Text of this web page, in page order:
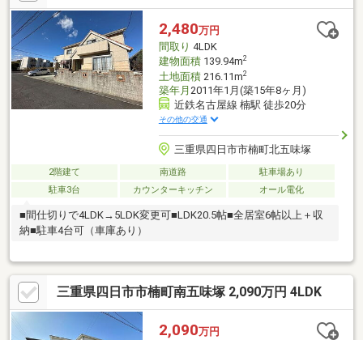
2,480万円
間取り 4LDK
建物面積139.94m2
土地面積216.11m2
築年月 2011年1月(築15年8ヶ月)
近鉄名古屋線 楠駅 徒歩20分
その他の交通
三重県四日市市楠町北五味塚
2階建て 南道路
駐車場あり
駐車3台
カウンターキッチン オール電化
■間仕切りで4LDK→5LDK変更可■LDK20.5帖■全居室6帖以上＋収
納■駐車4台可（車庫あり）
三重県四日市市楠町南五味塚 2,090万円 4LDK
2,090万円